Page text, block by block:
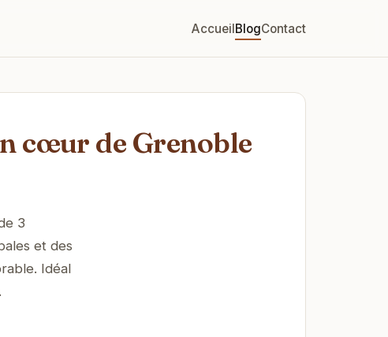
AccueilBlogContact
cœur de Grenoble
3
et des
Idéal